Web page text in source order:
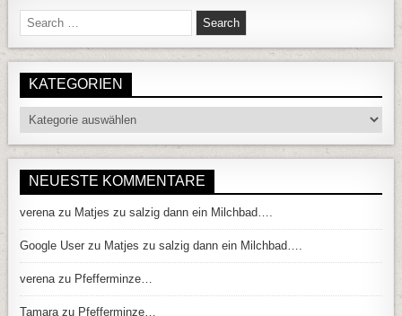
Search for:
KATEGORIEN
Kategorien
NEUESTE KOMMENTARE
verenazu Matjes zu salzig dann ein Milchbad….
Google User zu Matjes zu salzig dann ein Milchbad….
verenazu Pfefferminze…
Tamarazu Pfefferminze…